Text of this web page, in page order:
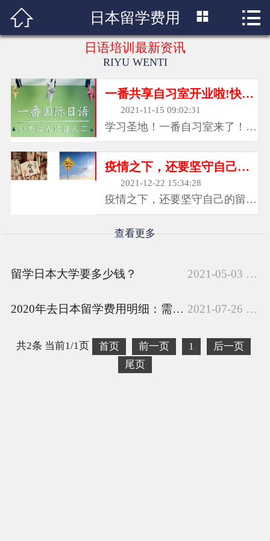
 首页
学校简介
日语培训班
日语培训课程
学日语问题
日本留学
日语招聘
 日本留学费用  
日语培训最新资讯
RIYU WENTI
一番共享自习室开业啦!快来加入我们吧！
2021-11-15 09:02:31
学习圣地！一番自习室来了！考
前突击？高效学习？舒适办公？
我们为想要一个舒适，安静，高
效学习环境与氛围的你，打造了
一个共享自习室！环境空间 :独
立教室、大会议室、清新的绿萝
心服务 :免费高速Wifi、免费热
立卫生间、便利贴、免费学习文
具等！免费寄存：不想...
疫情之下，还要坚守自己的留学梦吗？
2021-12-22 15:34:28
疫情之下，还要坚守自己的留学
梦吗？一场突如其来席卷全世界
的新冠疫情，对咱们的留学观
而言，出国留学简单而言“不过
下，出国面临着巨大的危险，那
也正是因为疫情时代，更多的学
生和家长更加认真...
查看更多
留学日本大学要多少钱？ 2021-05-03 11:16:00
2020年去日本留学费用明细：需要准备多少资金 2021-07-26 11:40:52
共2条 当前1/1页 首页 前一页 1
后一页
尾页